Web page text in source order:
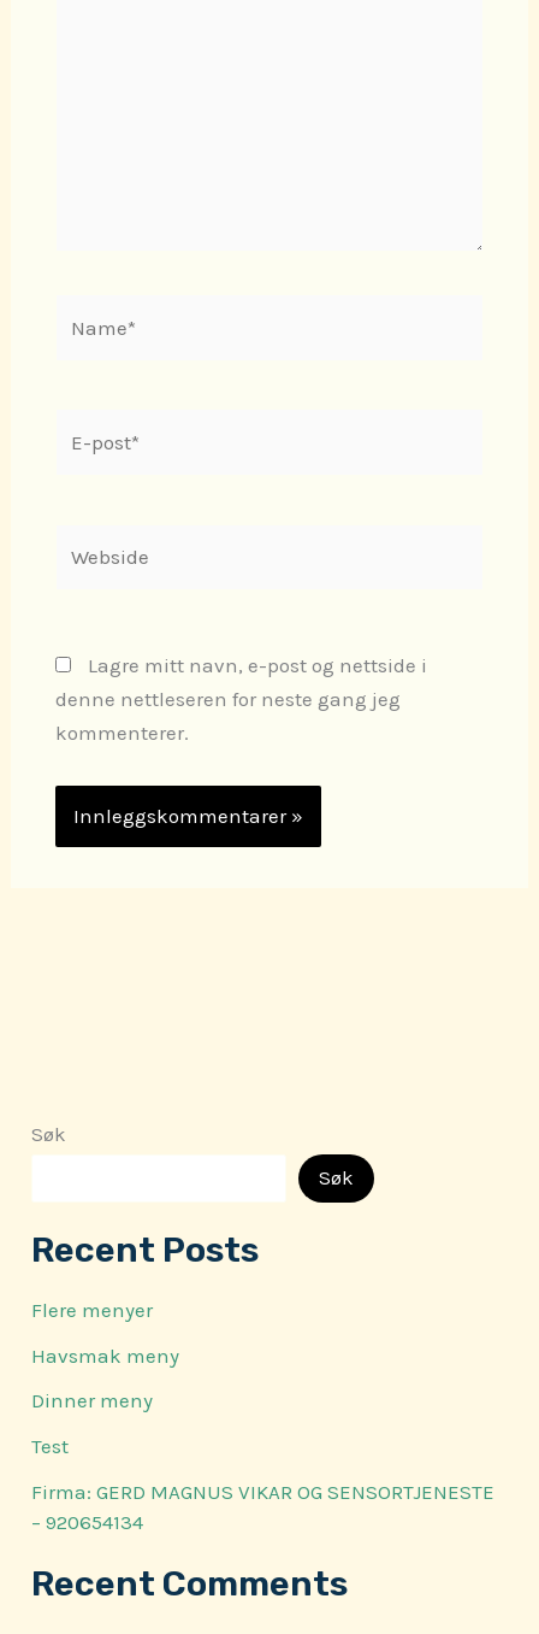
post*
Lagre mitt navn, e-post og nettside i
denne nettleseren for neste gang jeg
kommenterer.
Søk
Søk
Recent Posts
Flere menyer
Havsmak meny
Dinner meny
Test
Firma: GERD MAGNUS VIKAR OG SENSORTJENESTE
– 920654134
Recent Comments